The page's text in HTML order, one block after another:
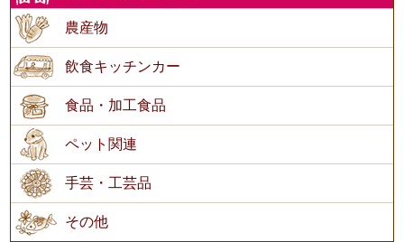
農産物
飲食キッチンカー
食品・加工食品
ペット関連
手芸・工芸品
その他